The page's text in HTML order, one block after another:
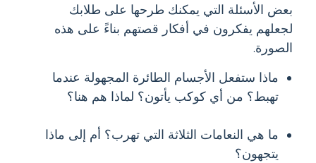
بعض الأسئلة التي يمكنك طرحها على طلابك
لجعلهم يفكرون في أفكار قصتهم بناءً على هذه
الصورة.
ماذا ستفعل الأجسام الطائرة المجهولة عندما
تهبط؟ من أي كوكب يأتون؟ لماذا هم هنا؟
ما هي النعامات الثلاثة التي تهرب؟ أم إلى ماذا
يتجهون؟